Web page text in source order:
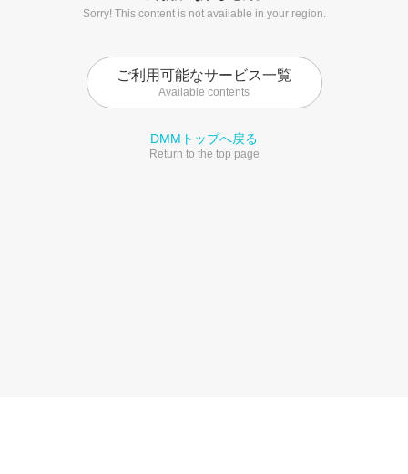
Sorry! This content is not available in your region.
ご利用可能なサービス一覧
Available contents
DMMトップへ戻る
Return to the top page